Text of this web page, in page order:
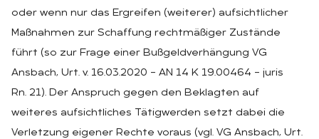
oder wenn nur das Ergreifen (weiterer) aufsichtlicher
Maßnahmen zur Schaffung rechtmäßiger Zustände
führt (so zur Frage einer Bußgeldverhängung VG
Ansbach, Urt. v. 16.03.2020 – AN 14 K 19.00464 – juris
Rn. 21). Der Anspruch gegen den Beklagten auf
weiteres aufsichtliches Tätigwerden setzt dabei die
Verletzung eigener Rechte voraus (vgl. VG Ansbach, Urt.